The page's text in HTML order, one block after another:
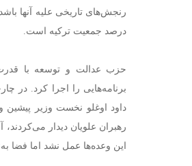
درصد جمعیت ترکیه است.
حزب عدالت و توسعه با
برنامه‌هایی را اجرا کرد. در
داود اوغلو نخست وزیر
رهبران علویان دیدار
این وعده‌ها عمل نشد اما فضا